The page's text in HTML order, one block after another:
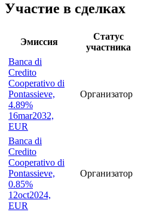
Участие в сделках
Эмиссия
Статус
участника
Banca di
Credito
Cooperativo di
Pontassieve,
4.89%
16mar2032,
EUR
Организатор
Banca di
Credito
Cooperativo di
Pontassieve,
0.85%
12oct2024,
EUR
Организатор